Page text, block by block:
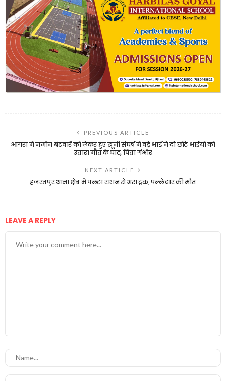
PREVIOUS ARTICLE
आगरा में जमीन बंटबारें को लेकर हुए खूनी संघर्ष में बड़े भाई ने दो छोटे भाईयों को
उतारा मौत के घाट, पिता गंभीर
NEXT ARTICLE
हजरतपुर थाना क्षेत्र में पलटा राशन से भरा ट्रक, पल्लेदार की मौत
LEAVE A REPLY